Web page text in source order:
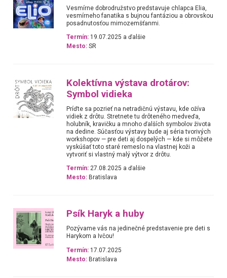
Vesmírne dobrodružstvo predstavuje chlapca Elia,
vesmírneho fanatika s bujnou fantáziou a obrovskou
posadnutosťou mimozemšťanmi.
Termín: 19.07.2025 a ďalšie
Mesto: SR
Kolektívna výstava drotárov:
Symbol vidieka
Príďte sa pozrieť na netradičnú výstavu, kde ožíva
vidiek z drôtu. Stretnete tu drôteného medveďa,
holubník, kravičku a mnoho ďalších symbolov života
na dedine. Súčasťou výstavy bude aj séria tvorivých
workshopov — pre deti aj dospelých — kde si môžete
vyskúšať toto staré remeslo na vlastnej koži a
vytvoriť si vlastný malý výtvor z drôtu.
Termín: 27.08.2025 a ďalšie
Mesto: Bratislava
Psík Haryk a huby
Pozývame vás na jedinečné predstavenie pre deti s
Harykom a Ivčou!
Termín: 17.07.2025
Mesto: Bratislava